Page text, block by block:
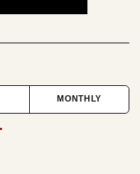
MONTHLY